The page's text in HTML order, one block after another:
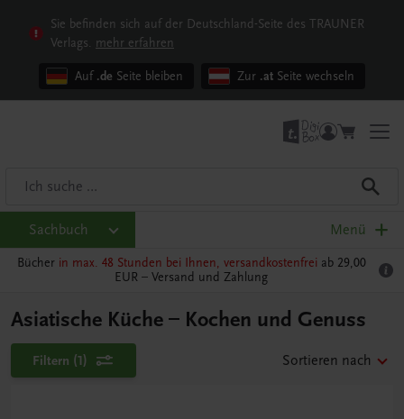
Sie befinden sich auf der Deutschland-Seite des TRAUNER
Verlags. mehr erfahren
Auf .de Seite bleiben Zur .at Seite wechseln
Sachbuch Menü
Bücher in max. 48 Stunden bei Ihnen, versandkostenfrei ab 29,00
EUR – Versand und Zahlung
Asiatische Küche – Kochen und Genuss
Filtern (1) Sortieren nach